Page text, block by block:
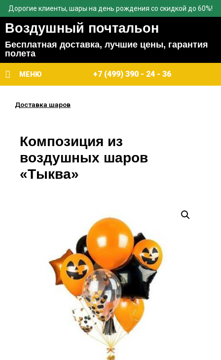
Дорогие клиенты, шары на день рождения со скидкой до 60%!
Воздушный почтальон
Бесплатная доставка, лучшие цены, гарантия
полета
МЕНЮ +7 (499) 390 - 24 - 36
Доставка шаров
Композиция из
воздушных шаров
«Тыква»